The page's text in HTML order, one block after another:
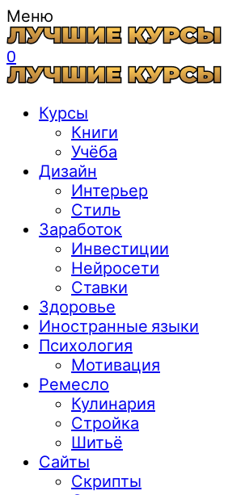
Меню
0
Курсы
Книги
Учёба
Дизайн
Интерьер
Стиль
Заработок
Инвестиции
Нейросети
Ставки
Здоровье
Иностранные языки
Психология
Мотивация
Ремесло
Кулинария
Стройка
Шитьё
Сайты
Скрипты